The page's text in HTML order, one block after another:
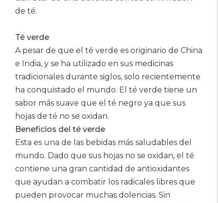
de té.
Té verde
A pesar de que el té verde es originario de China
e India, y se ha utilizado en sus medicinas
tradicionales durante siglos, solo recientemente
ha conquistado el mundo. El té verde tiene un
sabor más suave que el té negro ya que sus
hojas de té no se oxidan.
Beneficios del té verde
Esta es una de las bebidas más saludables del
mundo. Dado que sus hojas no se oxidan, el té
contiene una gran cantidad de antioxidantes
que ayudan a combatir los radicales libres que
pueden provocar muchas dolencias. Sin